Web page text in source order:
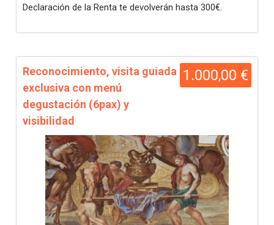
Declaración de la Renta te devolverán hasta 300€.
1.000,00 €
Reconocimiento, visita guiada
exclusiva con menú
degustación (6pax) y
visibilidad